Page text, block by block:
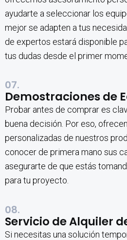
ayudarte a seleccionar los
mejor se adapten a tus
de expertos estará disponible
tus dudas desde el primer
07.
Demostraciones de
Probar antes de comprar es
buena decisión. Por eso,
personalizadas de nuestros
conocer de primera mano sus
asegurarte de que estás
para tu proyecto.
08.
Servicio de Alquiler
Si necesitas una solución